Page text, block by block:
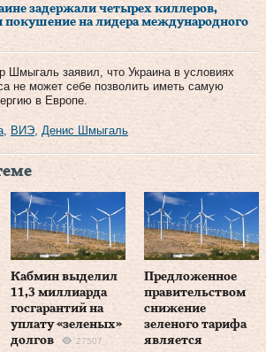
задержали четырех киллеров,
на лидера международного
Шмыгаль заявил, что Украина в условиях
не может себе позволить иметь самую
в Европе.
ВИЭ Денис Шмыгаль
Кабмин выделил
11,3 миллиарда
госгарантий на
уплату «зеленых»
долгов
27507
Предложенное
правительством
снижение
зеленого тарифа
является